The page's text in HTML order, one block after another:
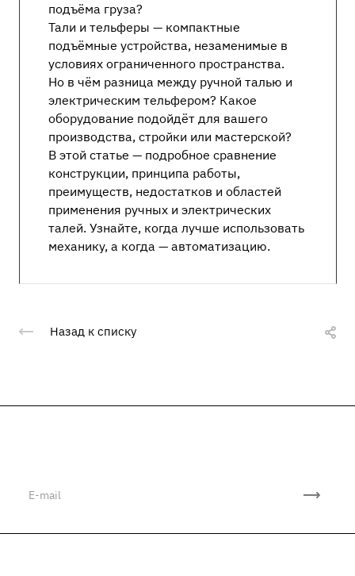
подъёма груза?
Тали и тельферы — компактные
подъёмные устройства, незаменимые в
условиях ограниченного пространства.
Но в чём разница между ручной талью и
электрическим тельфером? Какое
оборудование подойдёт для вашего
производства, стройки или мастерской?
В этой статье — подробное сравнение
конструкции, принципа работы,
преимуществ, недостатков и областей
применения ручных и электрических
талей. Узнайте, когда лучше использовать
механику, а когда — автоматизацию.
Назад к списку